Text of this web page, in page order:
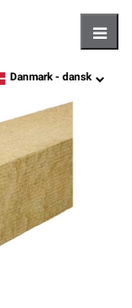
Danmark - dansk